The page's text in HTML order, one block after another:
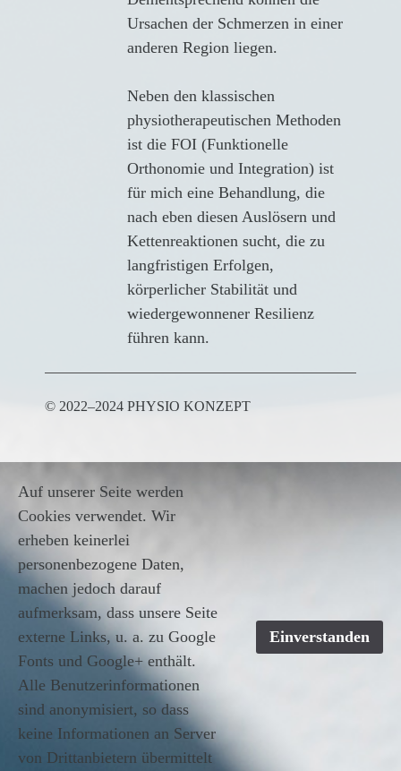
Ursachen der Schmerzen in einer
anderen Region liegen.
Neben den klassischen
physiotherapeutischen Methoden
ist die FOI (Funktionelle
Orthonomie und Integration) ist
für mich eine Behandlung, die
nach eben diesen Auslösern und
Kettenreaktionen sucht, die zu
langfristigen Erfolgen,
körperlicher Stabilität und
wiedergewonnener Resilienz
führen kann.
© 2022–2024 PHYSIO KONZEPT
Auf unserer Seite werden
Cookies verwendet. Wir
erheben keinerlei
personenbezogene Daten,
machen jedoch darauf
aufmerksam, dass unsere Seite
externe Links, u. a. zu Google
Fonts und Google+ enthält.
Alle Benutzerinformationen
sind anonymisiert, so dass
keine Informationen an Server
von Drittanbietern übermittelt
Einverstanden